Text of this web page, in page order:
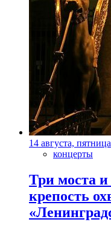
14 августа, пятница
концерты
Три моста
крепость